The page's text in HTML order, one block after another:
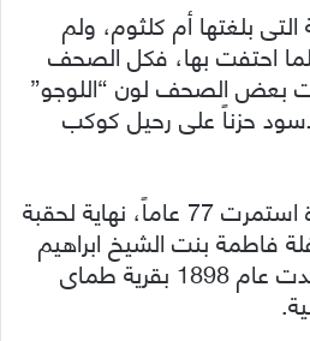
بلغتها أم كلثوم، ولم
احتفت بها، فكل الصحف
بعض الصحف لون “اللوجو”
حزناً على رحيل كوكب
كانت وفاتها نهاية لحياة استمرت 77 عاماً، نهاية لحقبة
فاطمة بنت الشيخ ابراهيم
السيد البلتاجي، التي ولدت عام 1898 بقرية طماى